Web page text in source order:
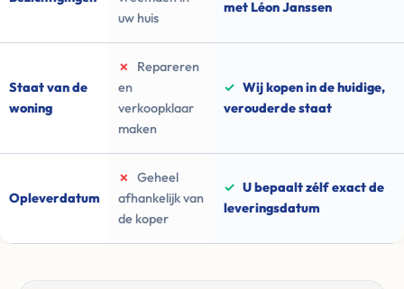
uw huis
met Léon Janssen
Staat van de
woning
✗
Repareren
en
verkoopklaar
maken
✓ Wij kopen in de huidige,
verouderde staat
Opleverdatum
✗
Geheel
afhankelijk van
de koper
✓ U bepaalt zélf exact de
leveringsdatum